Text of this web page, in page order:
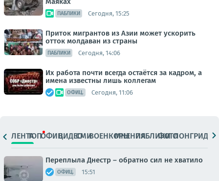
ПАБЛИКИ Сегодня, 15:25
Приток мигрантов из Азии может ускорить
отток молдаван из страны
ПАБЛИКИ Сегодня, 14:06
Их работа почти всегда остаётся за кадром, а
имена известны лишь коллегам
ОФИЦ. Сегодня, 11:06
ЛЕНТАТОПОФИЦ.ВИДЕОСМИВОЕНКОРЫМНЕНИЯПАБЛИКИ
ФОТОЛОНГРИДЫ
Переплыла Днестр – обратно сил не хватило
ОФИЦ. 15:51